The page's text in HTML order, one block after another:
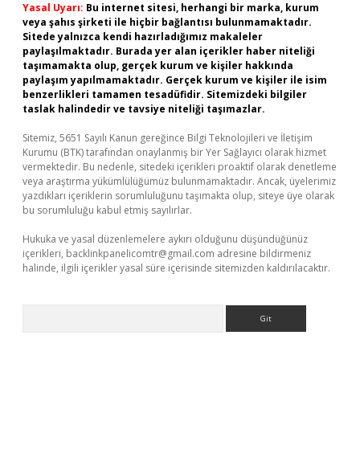
Yasal Uyarı: Bu internet sitesi, herhangi bir marka, kurum
veya şahıs şirketi ile hiçbir bağlantısı bulunmamaktadır.
Sitede yalnızca kendi hazırladığımız makaleler
paylaşılmaktadır. Burada yer alan içerikler haber niteliği
taşımamakta olup, gerçek kurum ve kişiler hakkında
paylaşım yapılmamaktadır. Gerçek kurum ve kişiler ile isim
benzerlikleri tamamen tesadüfidir. Sitemizdeki bilgiler
taslak halindedir ve tavsiye niteliği taşımazlar.
Sitemiz, 5651 Sayılı Kanun gereğince Bilgi Teknolojileri ve İletişim
Kurumu (BTK) tarafından onaylanmış bir Yer Sağlayıcı olarak hizmet
vermektedir. Bu nedenle, sitedeki içerikleri proaktif olarak denetleme
veya araştırma yükümlülüğümüz bulunmamaktadır. Ancak, üyelerimiz
yazdıkları içeriklerin sorumluluğunu taşımakta olup, siteye üye olarak
bu sorumluluğu kabul etmiş sayılırlar.
Hukuka ve yasal düzenlemelere aykırı olduğunu düşündüğünüz
içerikleri, backlinkpanelicomtr@gmail.com adresine bildirmeniz
halinde, ilgili içerikler yasal süre içerisinde sitemizden kaldırılacaktır.